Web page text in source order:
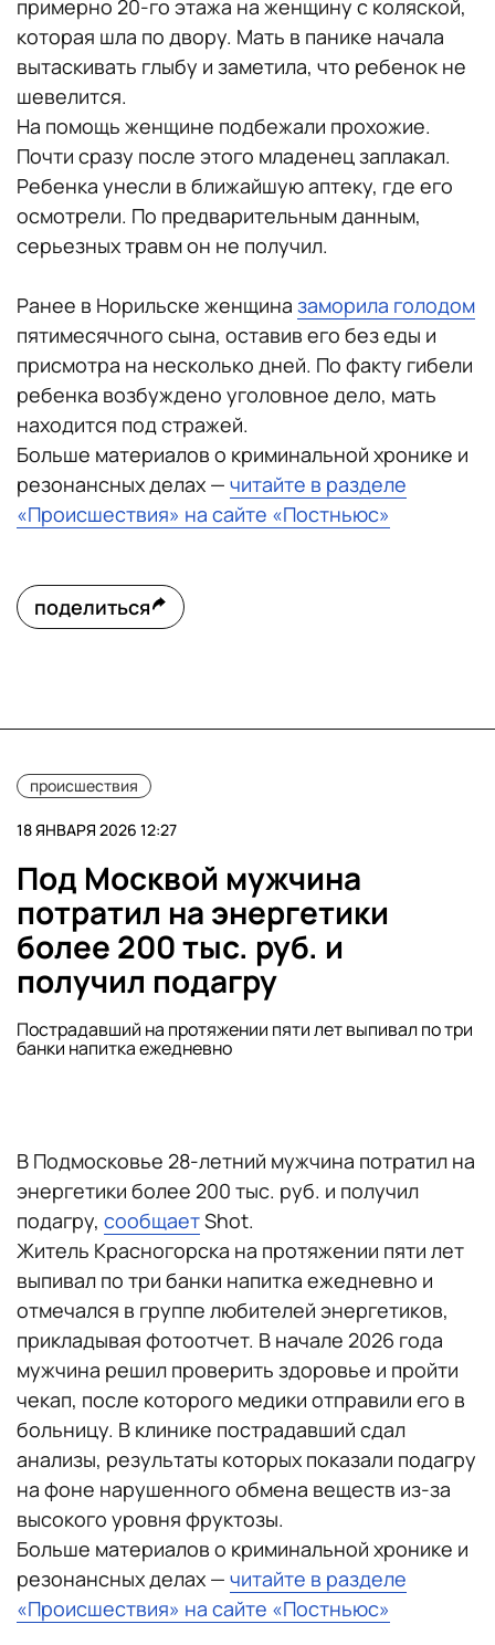
примерно 20-го этажа на женщину с коляской,
которая шла по двору. Мать в панике начала
вытаскивать глыбу и заметила, что ребенок не
шевелится.
На помощь женщине подбежали прохожие.
Почти сразу после этого младенец заплакал.
Ребенка унесли в ближайшую аптеку, где его
осмотрели. По предварительным данным,
серьезных травм он не получил.
Ранее в Норильске женщина заморила голодом
пятимесячного сына, оставив его без еды и
присмотра на несколько дней. По факту гибели
ребенка возбуждено уголовное дело, мать
находится под стражей.
Больше материалов о криминальной хронике и
резонансных делах — читайте в разделе
«Происшествия» на сайте «Постньюс»
поделиться
происшествия
18 ЯНВАРЯ 2026 12:27
Под Москвой мужчина
потратил на энергетики
более 200 тыс. руб. и
получил подагру
Пострадавший на протяжении пяти лет выпивал по три
банки напитка ежедневно
В Подмосковье 28-летний мужчина потратил на
энергетики более 200 тыс. руб. и получил
подагру, сообщаетShot.
Житель Красногорска на протяжении пяти лет
выпивал по три банки напитка ежедневно и
отмечался в группе любителей энергетиков,
прикладывая фотоотчет. В начале 2026 года
мужчина решил проверить здоровье и пройти
чекап, после которого медики отправили его в
больницу. В клинике пострадавший сдал
анализы, результаты которых показали подагру
на фоне нарушенного обмена веществ из-за
высокого уровня фруктозы.
Больше материалов о криминальной хронике и
резонансных делах — читайте в разделе
«Происшествия» на сайте «Постньюс»